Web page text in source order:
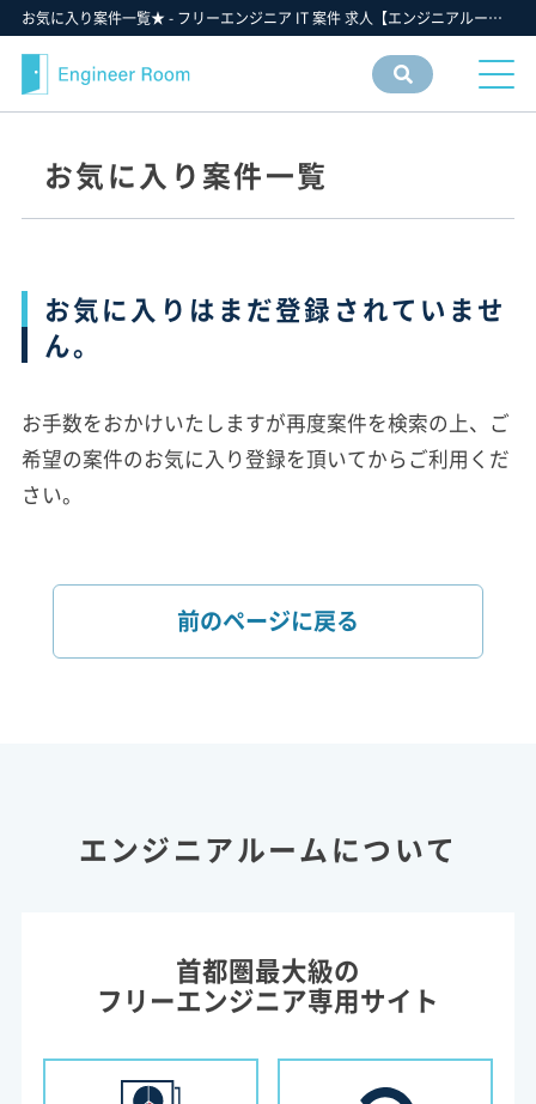
お気に入り案件一覧★ - フリーエンジニア IT 案件 求人【エンジニアルーム】ITフリーランス ITエンジニア IT個人事業主 仕事 転職 募集
お気に入り案件一覧
お気に入りはまだ登録されていませ
ん。
お手数をおかけいたしますが再度案件を検索の上、ご
希望の案件のお気に入り登録を頂いてからご利用くだ
さい。
前のページに戻る
エンジニアルームについて
首都圏最大級の
フリーエンジニア専用サイト